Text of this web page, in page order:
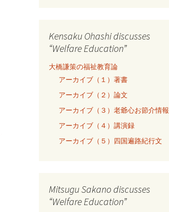
Kensaku Ohashi discusses
“Welfare Education”
大橋謙策の福祉教育論
アーカイブ（１）著書
アーカイブ（２）論文
アーカイブ（３）老爺心お節介情報
アーカイブ（４）講演録
アーカイブ（５）四国遍路紀行文
Mitsugu Sakano discusses
“Welfare Education”